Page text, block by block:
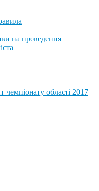
на проведення
чемпіонату області 2017